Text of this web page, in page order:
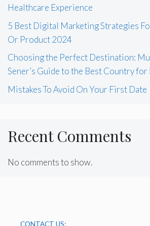
Healthcare Experience
5 Best Digital Marketing Strategies
Or Product 2024
Choosing the Perfect Destination:
Sener’s Guide to the Best Country
Mistakes To Avoid On Your First Date
Recent Comments
No comments to show.
CONTACT US: